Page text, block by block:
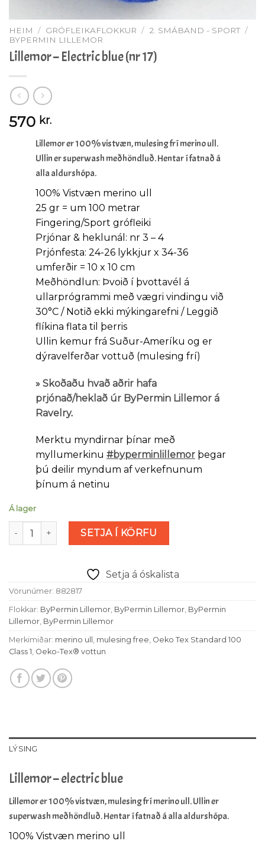
HEIM / GRÓFLEIKAFLOKKUR / 2. SMÁBAND - SPORT /
BYPERMIN LILLEMOR
Lillemor – Electric blue (nr 17)
570 kr.
Lillemor er 100% vistvæn, mulesing frí merino ull.
Ullin er superwash meðhöndluð. Hentar í fatnað á
alla aldurshópa.
100% Vistvæn merino ull
25 gr = um 100 metrar
Fingering/Sport grófleiki
Prjónar & heklunál: nr 3 – 4
Prjónfesta: 24-26 lykkjur x 34-36
umferðir = 10 x 10 cm
Meðhöndlun: Þvoið í þvottavél á
ullarprógrammi með vægri vindingu við
30°C / Notið ekki mýkingarefni / Leggið
flíkina flata til þerris
Ullin kemur frá Suður-Ameríku og er
dýravelferðar vottuð (mulesing frí)
» Skoðaðu hvað aðrir hafa
prjónað/heklað úr ByPermin Lillemor á
Ravelry.
Merktu myndirnar þínar með
myllumerkinu #byperminlillemor þegar
þú deilir myndum af verkefnunum
þínum á netinu
Á lager
Lillemor - Electric blue (nr 17) magn
SETJA Í KÖRFU
Setja á óskalista
Vörunúmer: 882817
Flokkar: ByPermin Lillemor ByPermin Lillemor ByPermin
Lillemor ByPermin Lillemor
Merkimiðar: merino ull mulesing free Oeko Tex Standard 100
Class 1 Oeko-Tex® vottun
LÝSING
Lillemor – electric blue
Lillemor er 100% vistvæn, mulesing frí merino ull. Ullin er
superwash meðhöndluð. Hentar í fatnað á alla aldurshópa.
100% Vistvæn merino ull